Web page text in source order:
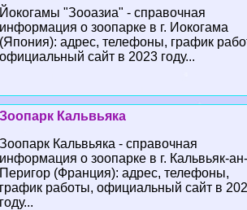
Йокогамы "Зооазиа" - справочная
информация о зоопарке в г. Иокогама
(Япония): адрес, телефоны, график
официальный сайт в 2023 году...
Зоопарк Кальвьяка
Зоопарк Кальвьяка - справочная
информация о зоопарке в г. Кальвьяк-ан-
Перигор (Франция): адрес, телефоны,
график работы, официальный сайт в
году...